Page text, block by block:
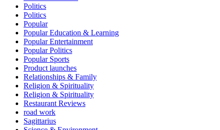
Politics
Politics
Popular
Popular Education & Learning
Popular Entertainment
Popular Politics
Popular Sports
Product launches
Relationships & Family
Religion & Spirituality
Religion & Spirituality
Restaurant Reviews
road work
Sagittarius